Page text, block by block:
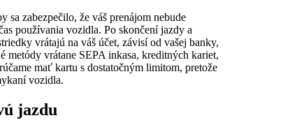
sa zabezpečilo, že váš prenájom nebude
používania vozidla. Po skončení jazdy a
vrátajú na váš účet, závisí od vašej banky,
metódy vrátane SEPA inkasa, kreditných kariet,
mať kartu s dostatočným limitom, pretože
vozidla.
jazdu